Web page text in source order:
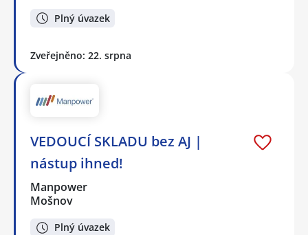
Plný úvazek
Zveřejněno: 22. srpna
VEDOUCÍ SKLADU bez AJ |
nástup ihned!
Manpower
Mošnov
Plný úvazek